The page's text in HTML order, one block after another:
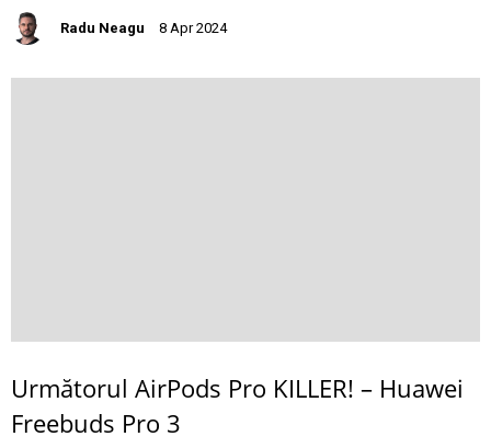
Radu Neagu 8 Apr 2024
Următorul AirPods Pro KILLER! – Huawei
Freebuds Pro 3